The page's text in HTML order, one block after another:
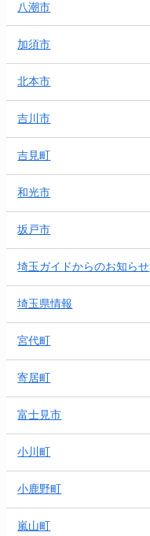
八潮市
加須市
北本市
吉川市
吉見町
和光市
坂戸市
埼玉ガイドからのお知らせ
埼玉県情報
宮代町
寄居町
富士見市
小川町
小鹿野町
嵐山町